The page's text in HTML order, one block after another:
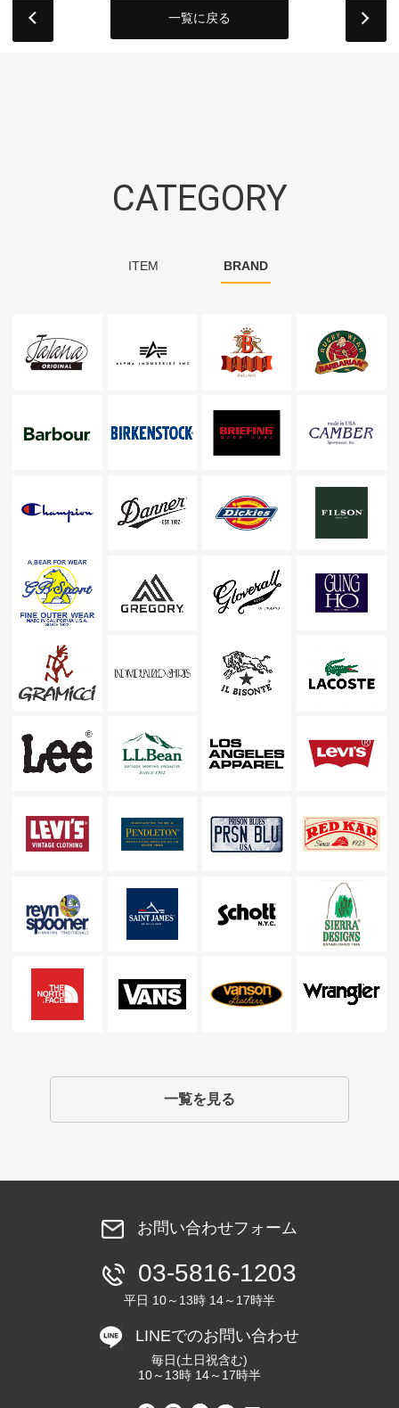
一覧に戻る
CATEGORY
ITEM BRAND
一覧を見る
お問い合わせフォーム
03-5816-1203
平日 10～13時 14～17時半
LINEでのお問い合わせ
毎日(土日祝含む)
10～13時 14～17時半